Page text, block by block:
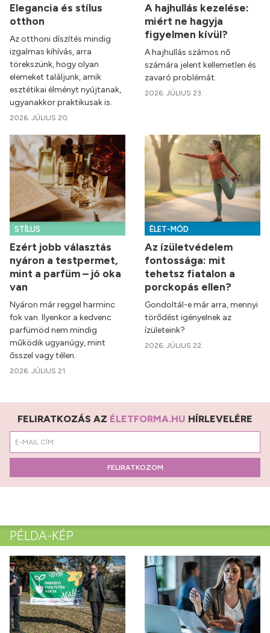
Elegancia és stílus
otthon
Az otthoni díszítés mindig
izgalmas kihívás, arra
törekszünk, hogy olyan
elemeket találjunk, amik
esztétikai élményt nyújtanak,
ugyanakkor praktikusak is.
2026. JÚLIUS 20.
A hajhullás kezelése:
miért ne hagyja
figyelmen kívül?
A hajhullás számos nő
számára jelent kellemetlen és
zavaró problémát.
2026. JÚLIUS 23.
STÍLUS
Ezért jobb választás
nyáron a testpermet,
mint a parfüm – jó oka
van
Nyáron már reggel harminc
fok van. Ilyenkor a kedvenc
parfümöd nem mindig
működik ugyanúgy, mint
ősszel vagy télen.
2026. JÚLIUS 21.
ÉLET-MÓD
Az ízületvédelem
fontossága: mit
tehetsz fiatalon a
porckopás ellen?
Gondoltál-e már arra, mennyi
törődést igényelnek az
ízületeink?
2026. JÚLIUS 22.
FELIRATKOZÁS AZ ÉLETFORMA.HU HÍRLEVELÉRE
FELIRATKOZOM
PÉLDA-KÉP